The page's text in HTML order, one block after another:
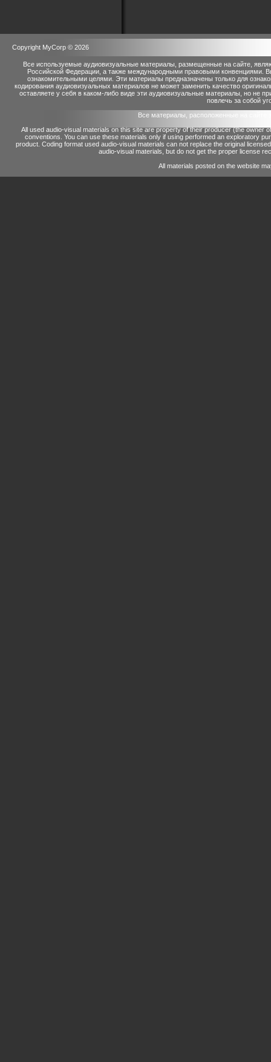
Copyright MyCorp © 2026
Все используемые аудиовизуальные материалы, размещенные на сайте,
Российской Федерации, а также международными правовыми конвенциями.
ознакомительными целями. Эти материалы предназначены только для
кодирования аудиовизуальных материалов не может заменить качество
оставляете у себя в каком-либо виде эти аудиовизуальные материалы, но не
повлечь за собой
Все материалы, расположенные на сайте
All used audio-visual materials on this site are property of their producer (the owner
conventions. You can use these materials only if using performed an exploratory
product. Coding format used audio-visual materials can not replace the original
audio-visual materials, but do not get the proper license
All materials posted on the website